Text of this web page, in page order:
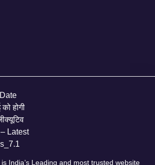
is India’s Leading and most trusted website